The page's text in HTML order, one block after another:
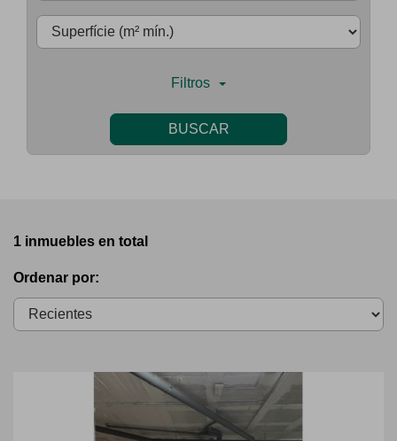
Filtros
BUSCAR
1 inmuebles en total
Ordenar por:
Previous